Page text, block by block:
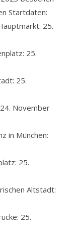
Startdaten:
25.
25.
25.
November
in München:
25.
Altstadt:
25.